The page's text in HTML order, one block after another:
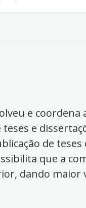
e coordena
e
de
que a
dando